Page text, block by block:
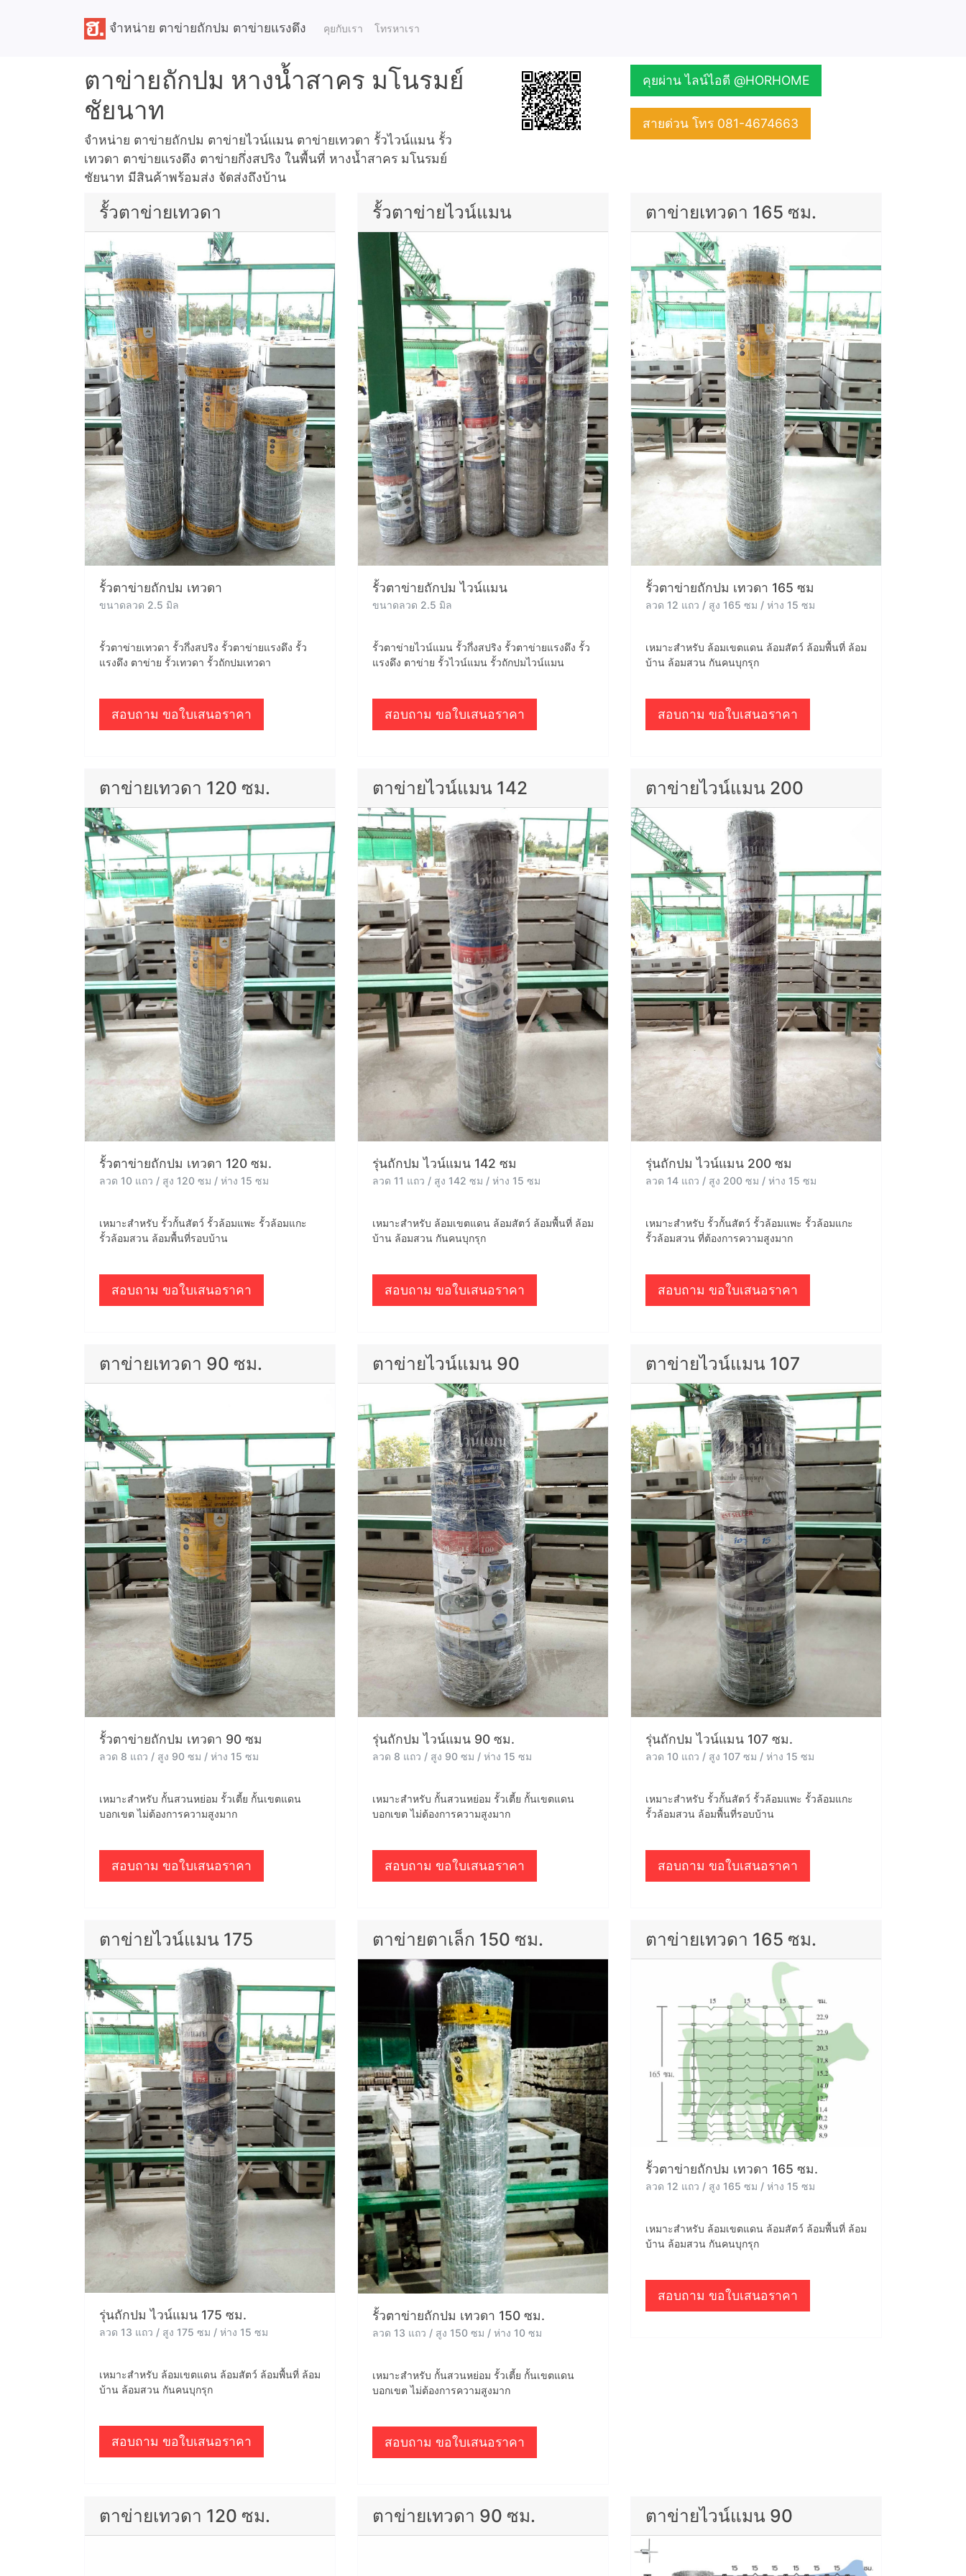
จำหน่าย ตาข่ายถักปม ตาข่ายแรงดึง คุยกับเรา โทรหาเรา
ตาข่ายถักปม หางน้ำสาคร มโนรมย์
ชัยนาท
จำหน่าย ตาข่ายถักปม ตาข่ายไวน์แมน ตาข่ายเทวดา รั้วไวน์แมน รั้ว
เทวดา ตาข่ายแรงดึง ตาข่ายกึ่งสปริง ในพื้นที่ หางน้ำสาคร มโนรมย์
ชัยนาท มีสินค้าพร้อมส่ง จัดส่งถึงบ้าน
คุยผ่าน ไลน์ไอดี @HORHOME
สายด่วน โทร 081-4674663
รั้วตาข่ายเทวดา
รั้วตาข่ายถักปม เทวดา
ขนาดลวด 2.5 มิล
รั้วตาข่ายเทวดา รั้วกึ่งสปริง รั้วตาข่ายแรงดึง รั้ว
แรงดึง ตาข่าย รั้วเทวดา รั้วถักปมเทวดา
สอบถาม ขอใบเสนอราคา
รั้วตาข่ายไวน์แมน
รั้วตาข่ายถักปม ไวน์แมน
ขนาดลวด 2.5 มิล
รั้วตาข่ายไวน์แมน รั้วกึ่งสปริง รั้วตาข่ายแรงดึง รั้ว
แรงดึง ตาข่าย รั้วไวน์แมน รั้วถักปมไวน์แมน
สอบถาม ขอใบเสนอราคา
ตาข่ายเทวดา 165 ซม.
รั้วตาข่ายถักปม เทวดา 165 ซม
ลวด 12 แถว / สูง 165 ซม / ห่าง 15 ซม
เหมาะสำหรับ ล้อมเขตแดน ล้อมสัตว์ ล้อมพื้นที่ ล้อม
บ้าน ล้อมสวน กันคนบุกรุก
สอบถาม ขอใบเสนอราคา
ตาข่ายเทวดา 120 ซม.
รั้วตาข่ายถักปม เทวดา 120 ซม.
ลวด 10 แถว / สูง 120 ซม / ห่าง 15 ซม
เหมาะสำหรับ รั้วกั้นสัตว์ รั้วล้อมแพะ รั้วล้อมแกะ
รั้วล้อมสวน ล้อมพื้นที่รอบบ้าน
สอบถาม ขอใบเสนอราคา
ตาข่ายไวน์แมน 142
รุ่นถักปม ไวน์แมน 142 ซม
ลวด 11 แถว / สูง 142 ซม / ห่าง 15 ซม
เหมาะสำหรับ ล้อมเขตแดน ล้อมสัตว์ ล้อมพื้นที่ ล้อม
บ้าน ล้อมสวน กันคนบุกรุก
สอบถาม ขอใบเสนอราคา
ตาข่ายไวน์แมน 200
รุ่นถักปม ไวน์แมน 200 ซม
ลวด 14 แถว / สูง 200 ซม / ห่าง 15 ซม
เหมาะสำหรับ รั้วกั้นสัตว์ รั้วล้อมแพะ รั้วล้อมแกะ
รั้วล้อมสวน ที่ต้องการความสูงมาก
สอบถาม ขอใบเสนอราคา
ตาข่ายเทวดา 90 ซม.
รั้วตาข่ายถักปม เทวดา 90 ซม
ลวด 8 แถว / สูง 90 ซม / ห่าง 15 ซม
เหมาะสำหรับ กั้นสวนหย่อม รั้วเตี้ย กั้นเขตแดน
บอกเขต ไม่ต้องการความสูงมาก
สอบถาม ขอใบเสนอราคา
ตาข่ายไวน์แมน 90
รุ่นถักปม ไวน์แมน 90 ซม.
ลวด 8 แถว / สูง 90 ซม / ห่าง 15 ซม
เหมาะสำหรับ กั้นสวนหย่อม รั้วเตี้ย กั้นเขตแดน
บอกเขต ไม่ต้องการความสูงมาก
สอบถาม ขอใบเสนอราคา
ตาข่ายไวน์แมน 107
รุ่นถักปม ไวน์แมน 107 ซม.
ลวด 10 แถว / สูง 107 ซม / ห่าง 15 ซม
เหมาะสำหรับ รั้วกั้นสัตว์ รั้วล้อมแพะ รั้วล้อมแกะ
รั้วล้อมสวน ล้อมพื้นที่รอบบ้าน
สอบถาม ขอใบเสนอราคา
ตาข่ายไวน์แมน 175
รุ่นถักปม ไวน์แมน 175 ซม.
ลวด 13 แถว / สูง 175 ซม / ห่าง 15 ซม
เหมาะสำหรับ ล้อมเขตแดน ล้อมสัตว์ ล้อมพื้นที่ ล้อม
บ้าน ล้อมสวน กันคนบุกรุก
สอบถาม ขอใบเสนอราคา
ตาข่ายตาเล็ก 150 ซม.
รั้วตาข่ายถักปม เทวดา 150 ซม.
ลวด 13 แถว / สูง 150 ซม / ห่าง 10 ซม
เหมาะสำหรับ กั้นสวนหย่อม รั้วเตี้ย กั้นเขตแดน
บอกเขต ไม่ต้องการความสูงมาก
สอบถาม ขอใบเสนอราคา
ตาข่ายเทวดา 165 ซม.
รั้วตาข่ายถักปม เทวดา 165 ซม.
ลวด 12 แถว / สูง 165 ซม / ห่าง 15 ซม
เหมาะสำหรับ ล้อมเขตแดน ล้อมสัตว์ ล้อมพื้นที่ ล้อม
บ้าน ล้อมสวน กันคนบุกรุก
สอบถาม ขอใบเสนอราคา
ตาข่ายเทวดา 120 ซม. ตาข่ายเทวดา 90 ซม. ตาข่ายไวน์แมน 90